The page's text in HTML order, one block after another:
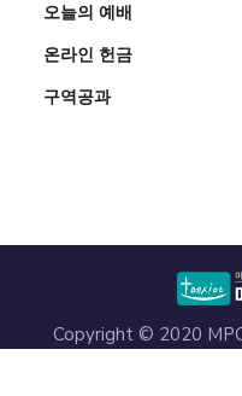
오늘의 예배
온라인 헌금
구역공과
Copyright © 2020